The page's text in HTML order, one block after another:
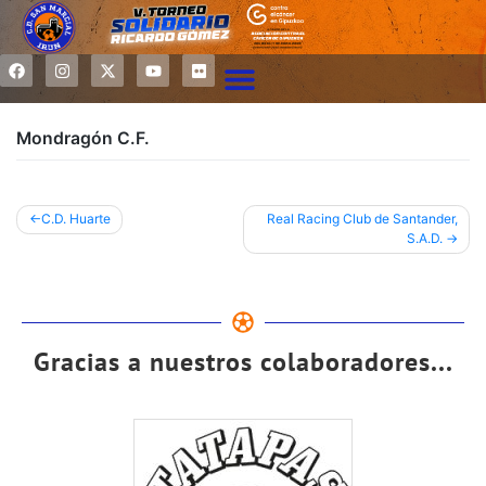
Mondragón C.F.
C.D. Huarte
Real Racing Club de Santander,
S.A.D.
Gracias a nuestros colaboradores...